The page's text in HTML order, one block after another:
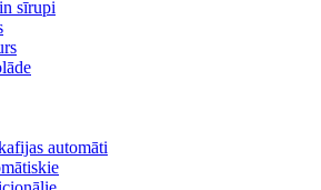
sīrupi
automāti